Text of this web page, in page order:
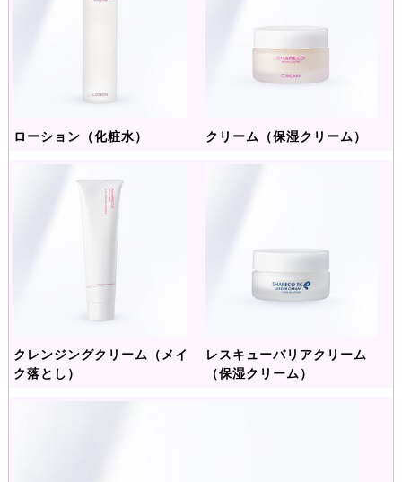
ローション（化粧水） クリーム（保湿クリーム）
クレンジングクリーム（メイ
ク落とし）
レスキューバリアクリーム
（保湿クリーム）